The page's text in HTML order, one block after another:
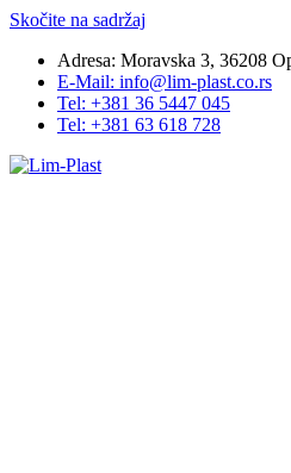
Skočite na sadržaj
Adresa: Moravska 3, 36208
E-Mail: info@lim-plast.co.rs
Tel: +381 36 5447 045
Tel: +381 63 618 728